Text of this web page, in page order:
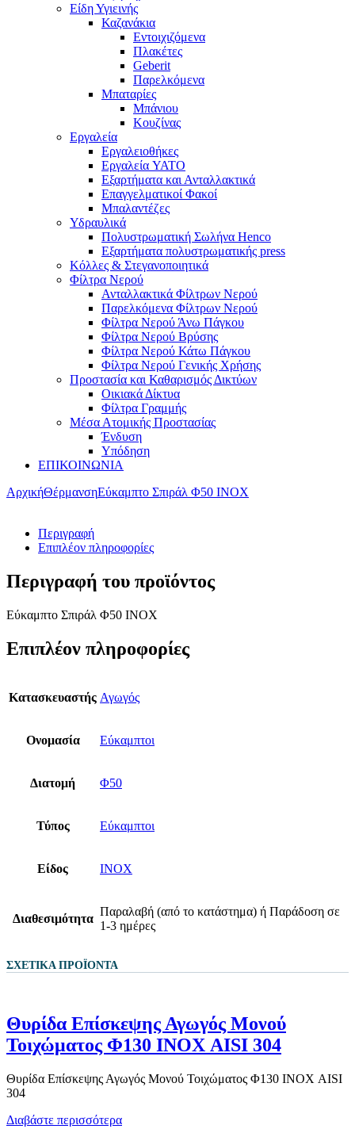
Είδη Υγιεινής
Καζανάκια
Εντοιχιζόμενα
Πλακέτες
Geberit
Παρελκόμενα
Μπαταρίες
Μπάνιου
Κουζίνας
Εργαλεία
Εργαλειοθήκες
Εργαλεία YATO
Εξαρτήματα και Ανταλλακτικά
Επαγγελματικοί Φακοί
Μπαλαντέζες
Υδραυλικά
Πολυστρωματική Σωλήνα Henco
Εξαρτήματα πολυστρωματικής press
Κόλλες & Στεγανοποιητικά
Φίλτρα Νερού
Ανταλλακτικά Φίλτρων Νερού
Παρελκόμενα Φίλτρων Νερού
Φίλτρα Νερού Άνω Πάγκου
Φίλτρα Νερού Βρύσης
Φίλτρα Νερού Κάτω Πάγκου
Φίλτρα Νερού Γενικής Χρήσης
Προστασία και Καθαρισμός Δικτύων
Οικιακά Δίκτυα
Φίλτρα Γραμμής
Μέσα Ατομικής Προστασίας
Ένδυση
Υπόδηση
ΕΠΙΚΟΙΝΩΝΙΑ
ΑρχικήΘέρμανσηΕύκαμπτο Σπιράλ Φ50 ΙΝΟΧ
Περιγραφή
Επιπλέον πληροφορίες
Περιγραφή του προϊόντος
Εύκαμπτο Σπιράλ Φ50 ΙΝΟΧ
Επιπλέον πληροφορίες
Κατασκευαστής Αγωγός
Ονομασία Εύκαμπτοι
Διατομή Φ50
Τύπος Εύκαμπτοι
Είδος ΙΝΟΧ
Διαθεσιμότητα
Παραλαβή (από το κατάστημα) ή Παράδοση σε
1-3 ημέρες
ΣΧΕΤΙΚΆ ΠΡΟΪΌΝΤΑ
Θυρίδα Επίσκεψης Αγωγός Μονού
Τοιχώματος Φ130 ΙΝΟΧ AISI 304
Θυρίδα Επίσκεψης Αγωγός Μονού Τοιχώματος Φ130 ΙΝΟΧ AISI
304
Διαβάστε περισσότερα